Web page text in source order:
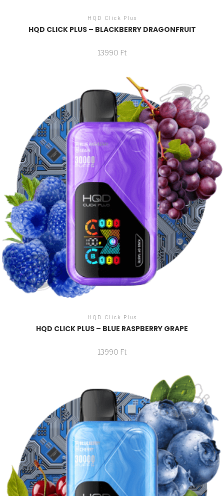
HQD Click Plus
HQD CLICK PLUS – BLACKBERRY DRAGONFRUIT
13990 Ft
HQD Click Plus
HQD CLICK PLUS – BLUE RASPBERRY GRAPE
13990 Ft